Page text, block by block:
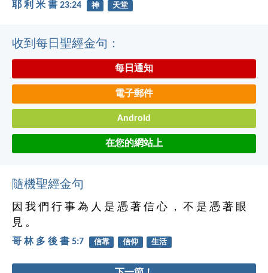
耶 利 米 書 23:24 神 天堂
收到每日聖經金句：
每日通知
電子郵件
Android
在您的網站上
隨機聖經金句
因 我 們 行 事 為 人 是 憑 著 信 心 ， 不 是 憑 著 眼
見 。
哥 林 多 後 書 5:7 信靠 信仰 生活